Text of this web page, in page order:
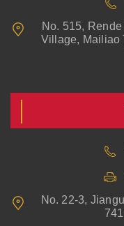
No. 515,
Village, Mailiao
No. 22-3,